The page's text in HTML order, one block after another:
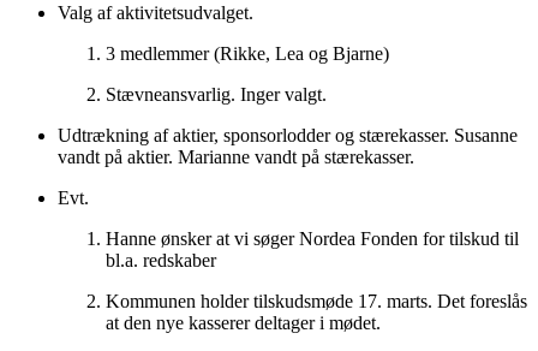
Valg af aktivitetsudvalget.
3 medlemmer (Rikke, Lea og Bjarne)
Stævneansvarlig. Inger valgt.
Udtrækning af aktier, sponsorlodder og stærekasser. Susanne
vandt på aktier. Marianne vandt på stærekasser.
Evt.
Hanne ønsker at vi søger Nordea Fonden for tilskud til
bl.a. redskaber
Kommunen holder tilskudsmøde 17. marts. Det foreslås
at den nye kasserer deltager i mødet.